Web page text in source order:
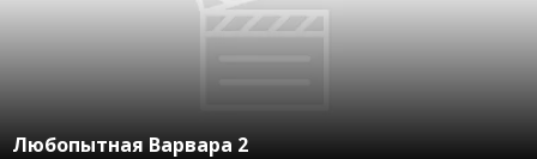
Любопытная Варвара 2